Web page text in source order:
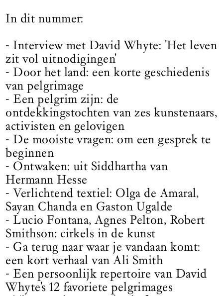
In dit nummer:
- Interview met David Whyte: 'Het leven
zit vol uitnodigingen'
- Door het land: een korte geschiedenis
van pelgrimage
- Een pelgrim zijn: de
ontdekkingstochten van zes kunstenaars,
activisten en gelovigen
- De mooiste vragen: om een gesprek te
beginnen
- Ontwaken: uit Siddhartha van
Hermann Hesse
- Verlichtend textiel: Olga de Amaral,
Sayan Chanda en Gaston Ugalde
- Lucio Fontana, Agnes Pelton, Robert
Smithson: cirkels in de kunst
- Ga terug naar waar je vandaan komt:
een kort verhaal van Ali Smith
- Een persoonlijk repertoire van David
Whyte's 12 favoriete pelgrimages